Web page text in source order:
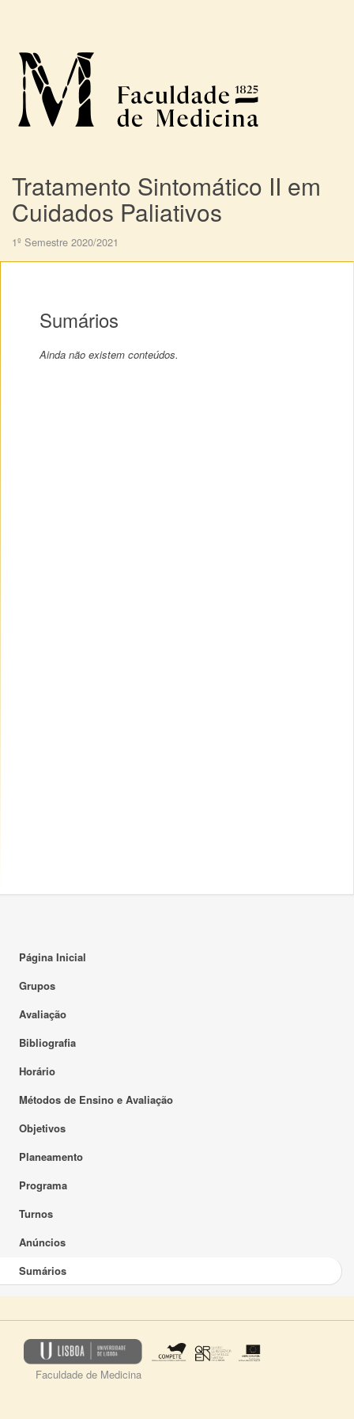
Tratamento Sintomático II em
Cuidados Paliativos
1º Semestre 2020/2021
Sumários
Ainda não existem conteúdos.
Página Inicial
Grupos
Avaliação
Bibliografia
Horário
Métodos de Ensino e Avaliação
Objetivos
Planeamento
Programa
Turnos
Anúncios
Sumários
Faculdade de Medicina